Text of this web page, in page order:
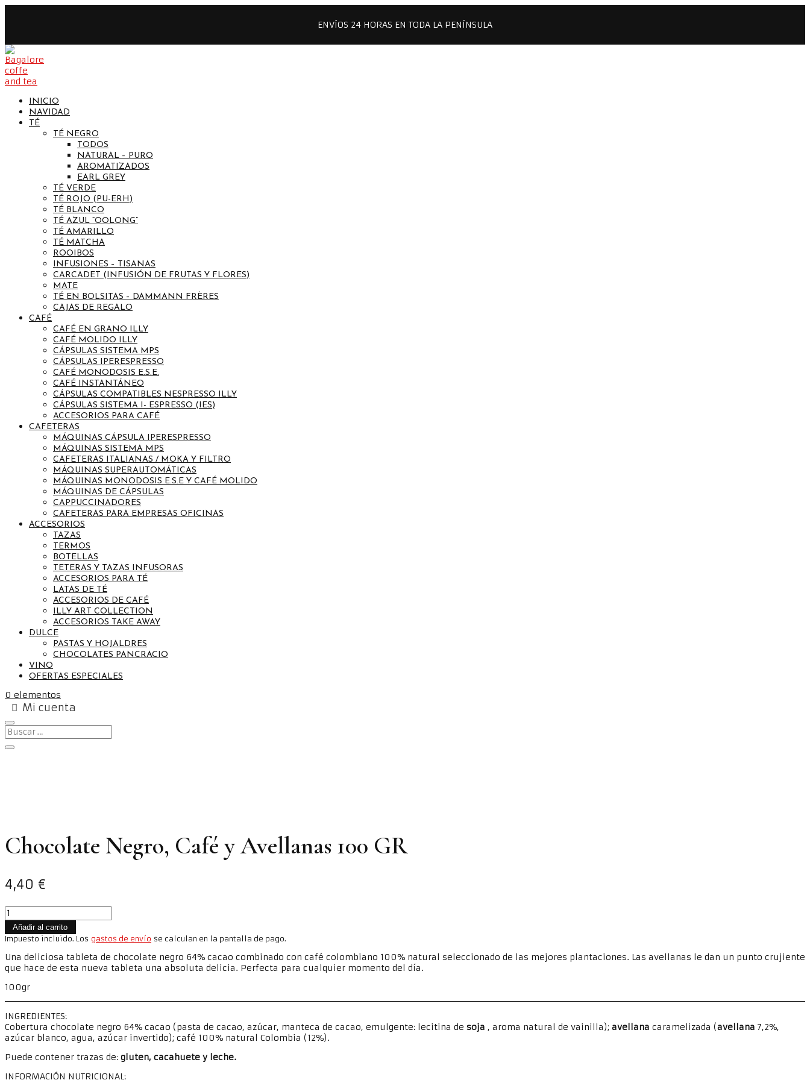
ENVÍOS 24 HORAS EN TODA LA PENÍNSULA
INICIO
NAVIDAD
TÉ
TÉ NEGRO
TODOS
NATURAL – PURO
AROMATIZADOS
EARL GREY
TÉ VERDE
TÉ ROJO (PU-ERH)
TÉ BLANCO
TÉ AZUL “OOLONG”
TÉ AMARILLO
TÉ MATCHA
ROOIBOS
INFUSIONES – TISANAS
CARCADET (INFUSIÓN DE FRUTAS Y FLORES)
MATE
TÉ EN BOLSITAS – DAMMANN FRÈRES
CAJAS DE REGALO
CAFÉ
CAFÉ EN GRANO ILLY
CAFÉ MOLIDO ILLY
CÁPSULAS SISTEMA MPS
CÁPSULAS IPERESPRESSO
CAFÉ MONODOSIS E.S.E.
CAFÉ INSTANTÁNEO
CÁPSULAS COMPATIBLES NESPRESSO ILLY
CÁPSULAS SISTEMA I- ESPRESSO (IES)
ACCESORIOS PARA CAFÉ
CAFETERAS
MÁQUINAS CÁPSULA IPERESPRESSO
MÁQUINAS SISTEMA MPS
CAFETERAS ITALIANAS / MOKA Y FILTRO
MÁQUINAS SUPERAUTOMÁTICAS
MÁQUINAS MONODOSIS E.S.E Y CAFÉ MOLIDO
MÁQUINAS DE CÁPSULAS
CAPPUCCINADORES
CAFETERAS PARA EMPRESAS OFICINAS
ACCESORIOS
TAZAS
TERMOS
BOTELLAS
TETERAS Y TAZAS INFUSORAS
ACCESORIOS PARA TÉ
LATAS DE TÉ
ACCESORIOS DE CAFÉ
ILLY ART COLLECTION
ACCESORIOS TAKE AWAY
DULCE
PASTAS Y HOJALDRES
CHOCOLATES PANCRACIO
VINO
OFERTAS ESPECIALES
0 elementos
Mi cuenta
Chocolate Negro, Café y Avellanas 100 GR
4,40 €
Chocolate
Negro,
Café
y
Avellanas
100
GR
cantidad
Añadir al carrito
Impuesto incluido. Los gastos de envío se calculan en la pantalla de pago.
Una deliciosa tableta de chocolate negro 64% cacao combinado con café colombiano 100% natural seleccionado de las mejores plantaciones. Las avellanas le dan un punto crujiente
que hace de esta nueva tableta una absoluta delicia. Perfecta para cualquier momento del día.
100gr
INGREDIENTES:
Cobertura chocolate negro 64% cacao (pasta de cacao, azúcar, manteca de cacao, emulgente: lecitina de soja , aroma natural de vainilla); avellana caramelizada (avellana 7,2%,
azúcar blanco, agua, azúcar invertido); café 100% natural Colombia (12%).
Puede contener trazas de: gluten, cacahuete y leche.
INFORMACIÓN NUTRICIONAL: